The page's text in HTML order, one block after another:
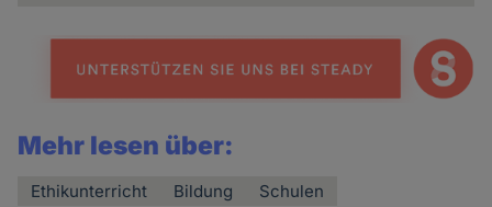
Mehr lesen über:
Ethikunterricht Bildung Schulen